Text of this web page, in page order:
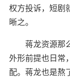
权方投诉，短剧
晰之。
蒋龙资源那么
外形前提也日常
配。蒋龙也是熬